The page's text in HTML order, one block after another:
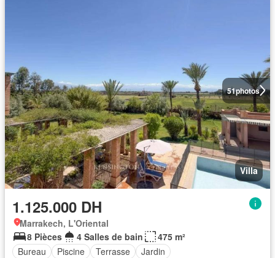
51photos
Villa
1.125.000 DH
Marrakech, L'Oriental
8 Pièces
4 Salles de bain
475 m²
Bureau
Piscine Terrasse Jardin